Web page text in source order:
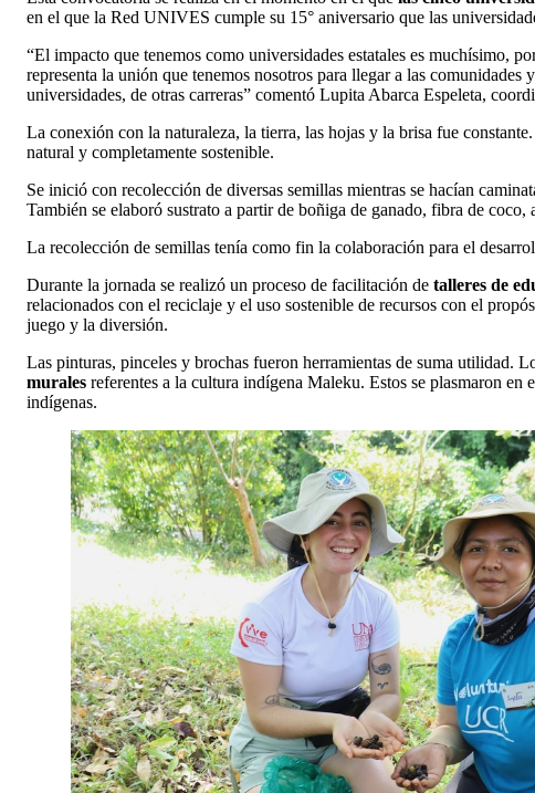
en el que la Red UNIVES cumple su 15° aniversario que las
“El impacto que tenemos como universidades estatales es muchísimo,
representa la unión que tenemos nosotros para llegar a las
universidades, de otras carreras” comentó Lupita Abarca Espeleta,
La conexión con la naturaleza, la tierra, las hojas y la brisa fue
natural y completamente sostenible.
Se inició con recolección de diversas semillas mientras se hacían
También se elaboró sustrato a partir de boñiga de ganado, fibra de
La recolección de semillas tenía como fin la colaboración para el
Durante la jornada se realizó un proceso de facilitación de talleres de
relacionados con el reciclaje y el uso sostenible de recursos con el
juego y la diversión.
Las pinturas, pinceles y brochas fueron herramientas de suma utilidad.
murales referentes a la cultura indígena Maleku. Estos se plasmaron
indígenas.